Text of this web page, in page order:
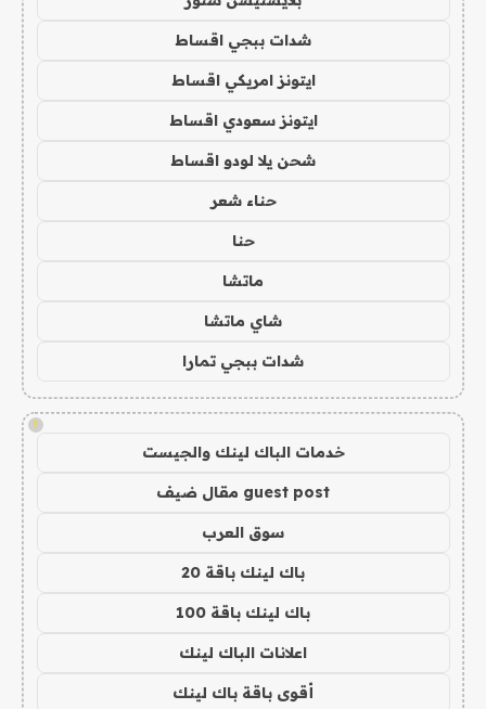
شدات ببجي اقساط
ايتونز امريكي اقساط
ايتونز سعودي اقساط
شحن يلا لودو اقساط
حناء شعر
حنا
ماتشا
شاي ماتشا
شدات ببجي تمارا
!
خدمات الباك لينك والجيست
guest post مقال ضيف
سوق العرب
باك لينك باقة 20
باك لينك باقة 100
اعلانات الباك لينك
أقوى باقة باك لينك